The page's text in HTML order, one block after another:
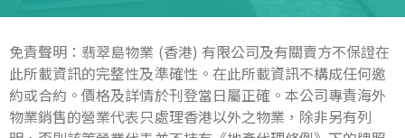
免責聲明：翡翠島物業 (香港) 有限公司及有關賣方不保證在
此所載資訊的完整性及準確性。在此所載資訊不構成任何邀
約或合約。價格及詳情於刊登當日屬正確。本公司專責海外
物業銷售的營業代表只處理香港以外之物業，除非另有列